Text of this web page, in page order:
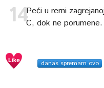
Peći u rerni
C, dok ne porumene.
danas spremam ovo